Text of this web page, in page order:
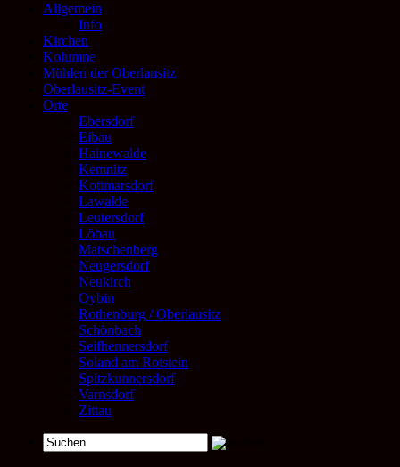
Allgemein
Info
Kirchen
Kolumne
Mühlen der Oberlausitz
Oberlausitz-Event
Orte
Ebersdorf
Eibau
Hainewalde
Kemnitz
Kottmarsdorf
Lawalde
Leutersdorf
Löbau
Matschenberg
Neugersdorf
Neukirch
Oybin
Rothenburg / Oberlausitz
Schönbach
Seifhennersdorf
Soland am Rotstein
Spitzkunnersdorf
Varnsdorf
Zittau